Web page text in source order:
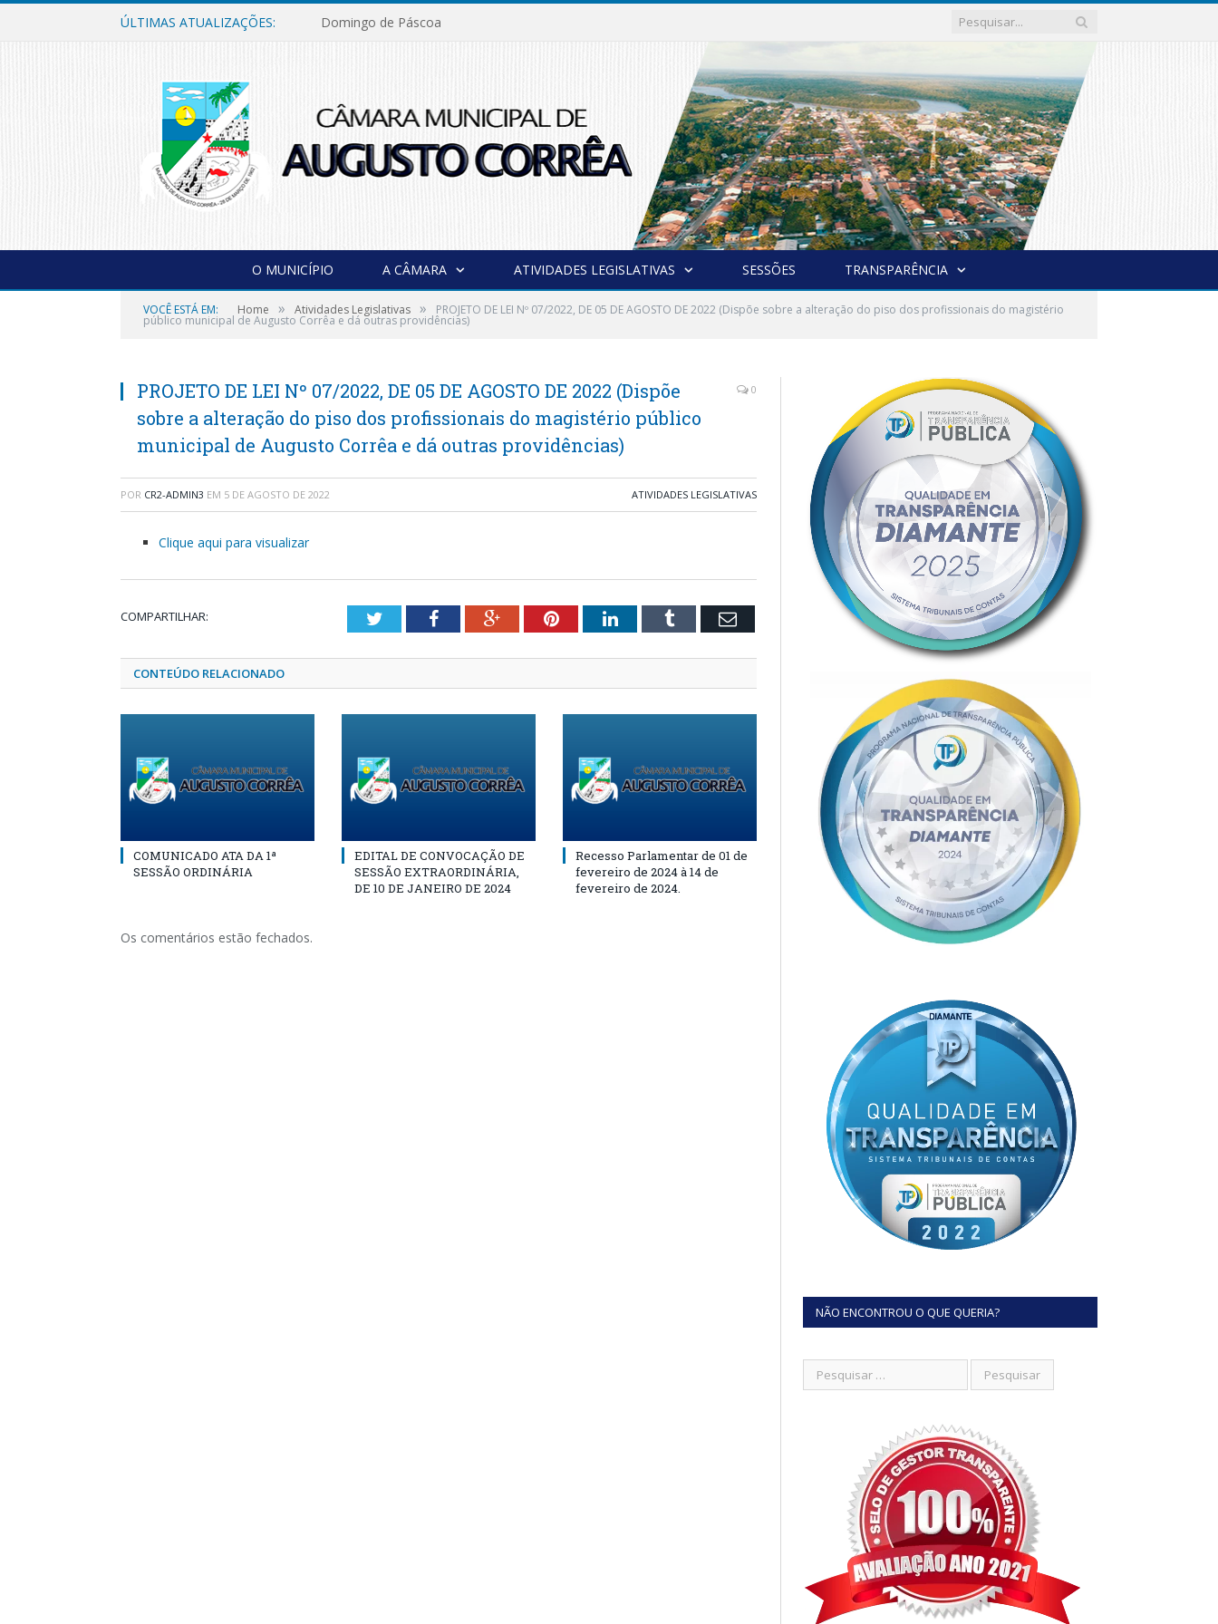
ÚLTIMAS ATUALIZAÇÕES: Domingo de Páscoa
O MUNICÍPIO A CÂMARA ATIVIDADES LEGISLATIVAS SESSÕES TRANSPARÊNCIA
VOCÊ ESTÁ EM: Home » Atividades Legislativas » PROJETO DE LEI Nº 07/2022, DE 05 DE AGOSTO DE 2022 (Dispõe sobre a alteração do piso dos profissionais do magistério
público municipal de Augusto Corrêa e dá outras providências)
PROJETO DE LEI Nº 07/2022, DE 05 DE AGOSTO DE 2022 (Dispõe
sobre a alteração do piso dos profissionais do magistério público
municipal de Augusto Corrêa e dá outras providências)
0
POR CR2-ADMIN3 EM 5 DE AGOSTO DE 2022 ATIVIDADES LEGISLATIVAS
Clique aqui para visualizar
COMPARTILHAR: TwitterFacebookGoogle+PinterestLinkedInTumblr Email
CONTEÚDO RELACIONADO
COMUNICADO ATA DA 1ª
SESSÃO ORDINÁRIA
EDITAL DE CONVOCAÇÃO DE
SESSÃO EXTRAORDINÁRIA,
DE 10 DE JANEIRO DE 2024
Recesso Parlamentar de 01 de
fevereiro de 2024 à 14 de
fevereiro de 2024.
Os comentários estão fechados.
NÃO ENCONTROU O QUE QUERIA?